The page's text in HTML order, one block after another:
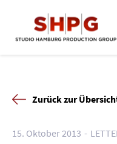
Zurück zur
15. Oktober 2013